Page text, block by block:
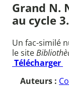
Grand N.
au cycle 3.
Un fac-similé
le site
Télécharger
Auteurs :